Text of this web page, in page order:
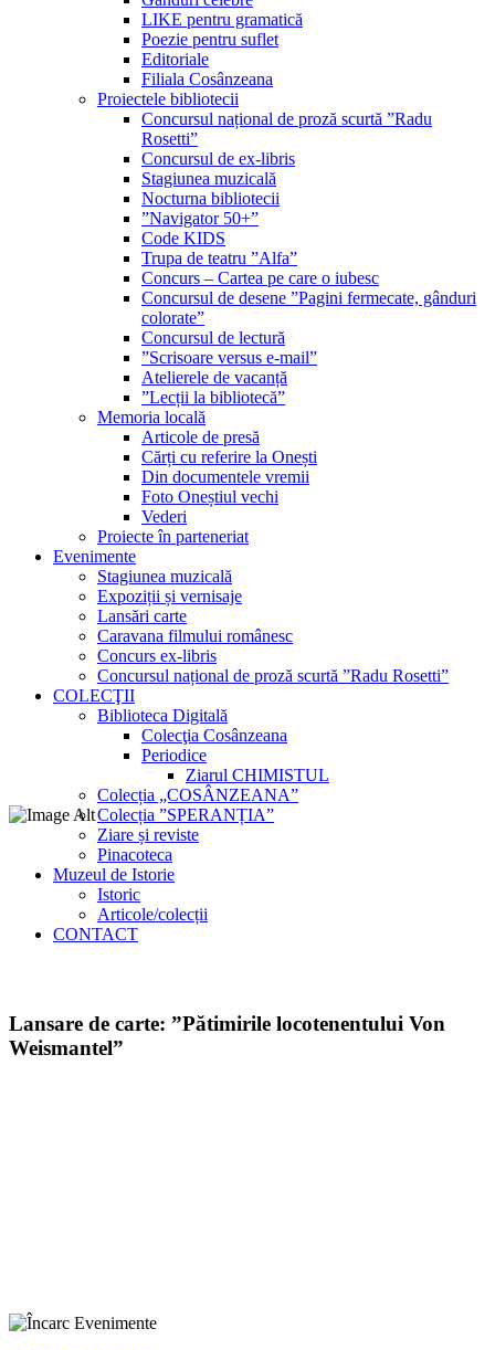
LIKE pentru gramatică
Poezie pentru suflet
Editoriale
Filiala Cosânzeana
Proiectele bibliotecii
Concursul național de proză scurtă ”Radu
Rosetti”
Concursul de ex-libris
Stagiunea muzicală
Nocturna bibliotecii
”Navigator 50+”
Code KIDS
Trupa de teatru ”Alfa”
Concurs – Cartea pe care o iubesc
Concursul de desene ”Pagini fermecate, gânduri
colorate”
Concursul de lectură
”Scrisoare versus e-mail”
Atelierele de vacanță
”Lecții la bibliotecă”
Memoria locală
Articole de presă
Cărți cu referire la Onești
Din documentele vremii
Foto Oneștiul vechi
Vederi
Proiecte în parteneriat
Evenimente
Stagiunea muzicală
Expoziții și vernisaje
Lansări carte
Caravana filmului românesc
Concurs ex-libris
Concursul național de proză scurtă ”Radu Rosetti”
COLECŢII
Biblioteca Digitală
Colecţia Cosânzeana
Periodice
Ziarul CHIMISTUL
Colecția „COSÂNZEANA”
Colecția ”SPERANȚIA”
Ziare și reviste
Pinacoteca
Muzeul de Istorie
Istoric
Articole/colecții
CONTACT
Lansare de carte: ”Pătimirile locotenentului Von
Weismantel”